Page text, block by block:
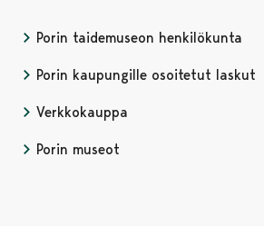
Porin taidemuseon henkilökunta
Porin kaupungille osoitetut laskut
Verkkokauppa
Porin museot